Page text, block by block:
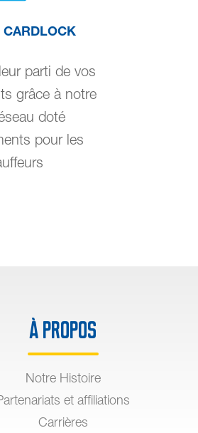
CARDLOCK
parti de vos
grâce à notre
doté
pour les
À propos
Notre Histoire
et affiliations
Carrières